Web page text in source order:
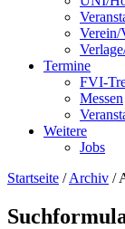
Verein/
Termine
FVI-
Messen
Weitere
Jobs
Startseite /Archiv /